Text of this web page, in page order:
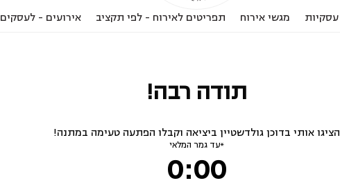
עסקיות מגשי אירוח תפריטים לאירוח - לפי תקציב אירועים - לעסקים
תודה רבה!
הציגו אותי בדוכן גולדשטיין ביציאה וקבלו הפתעה טעימה במתנה!
*עד גמר המלאי
0:00